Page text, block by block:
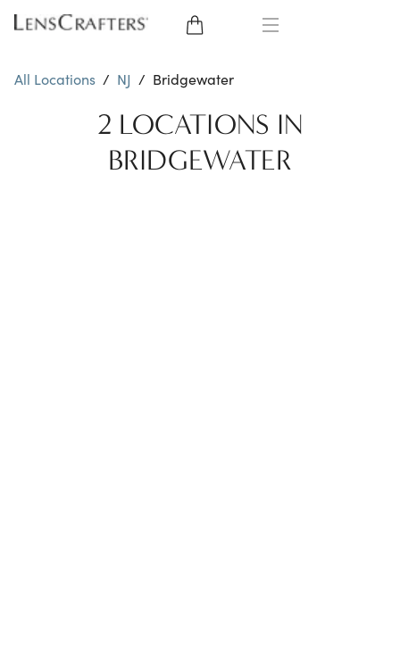
EYE GLASSES
SUNGLASSES
CONTACT LENSES
All Locations / NJ / Bridgewater
2 LOCATIONS IN
BRIDGEWATER